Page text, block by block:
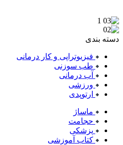
دسته بندی
فیزیوتراپی و کار درمانی
طب سوزنی
آب درمانی
ورزشی
ارتوپدی
ماساژ
حجامت
پزشکی
کتاب آموزشی